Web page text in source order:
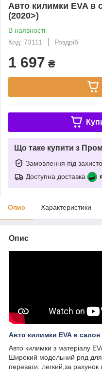
Авто килимки EVA в
(2020>)
В наявності
Код: 73111
Роздріб
1 697 ₴
Що таке купити з
Замовлення під
Доступна доставка
Опис Характеристики
Опис
Авто килимки EVA в салон
Авто килимки з матеріалу
Широкий модельний ряд для
переваги: легкий,за рахунок